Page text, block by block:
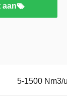
aan
5-1500 Nm3/u